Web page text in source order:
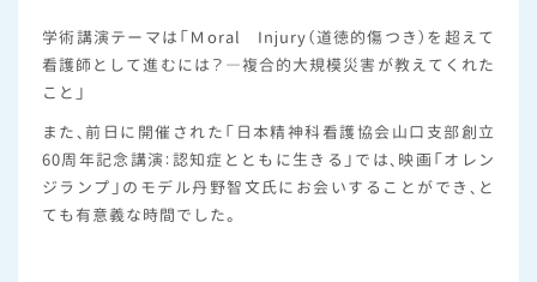
学術講演テーマは「Ｍoral Injury（道徳的傷つき）を超えて
看護師として進むには？―複合的大規模災害が教えてくれた
こと」
また、前日に開催された「日本精神科看護協会山口支部創立
60周年記念講演：認知症とともに生きる」では、映画「オレン
ジランプ」のモデル丹野智文氏にお会いすることができ、と
ても有意義な時間でした。